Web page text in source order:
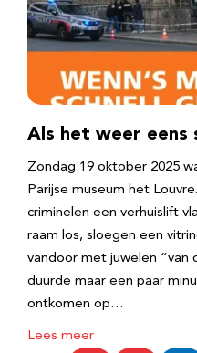
Als het weer eens
Zondag 19 oktober 2025
Parijse museum het
criminelen een verhuislift
raam los, sloegen een
vandoor met juwelen “van
duurde maar een paar
ontkomen op…
Lees meer